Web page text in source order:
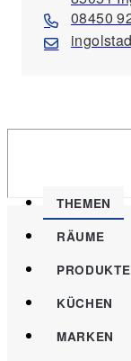
08450
THEMEN
RÄUME
PRODUKTE
KÜCHEN
MARKEN